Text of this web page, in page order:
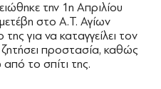
την 1η Απριλίου
στο Α.Τ. Αγίων
για να καταγγείλει τον
προστασία, καθώς
από το σπίτι της.